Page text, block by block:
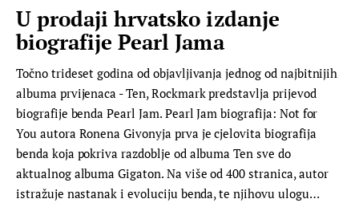
U prodaji hrvatsko izdanje
biografije Pearl Jama
Točno trideset godina od objavljivanja jednog od najbitnijih
albuma prvijenaca - Ten, Rockmark predstavlja prijevod
biografije benda Pearl Jam. Pearl Jam biografija: Not for
You autora Ronena Givonyja prva je cjelovita biografija
benda koja pokriva razdoblje od albuma Ten sve do
aktualnog albuma Gigaton. Na više od 400 stranica, autor
istražuje nastanak i evoluciju benda, te njihovu ulogu…